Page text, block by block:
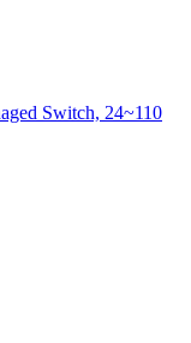
Switch, 24~110